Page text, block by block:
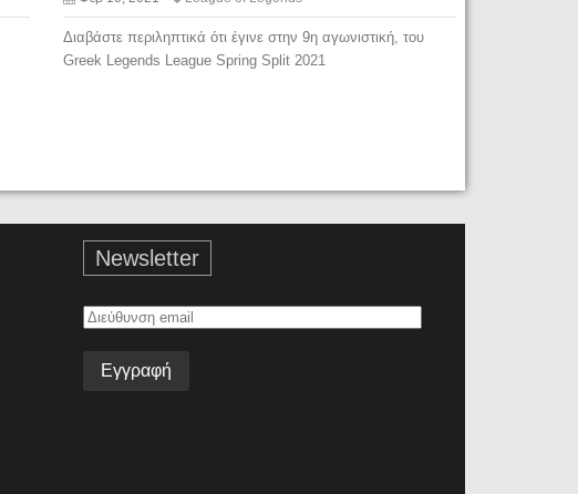
Διαβάστε περιληπτικά ότι έγινε στην 9η αγωνιστική, του
Greek Legends League Spring Split 2021
Newsletter
Διεύθυνση